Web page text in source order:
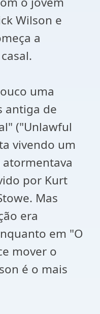
Wilson e
a
uma
antiga de
("Unlawful
vivendo um
por Kurt
Mas
era
em "O
mover o
é o mais